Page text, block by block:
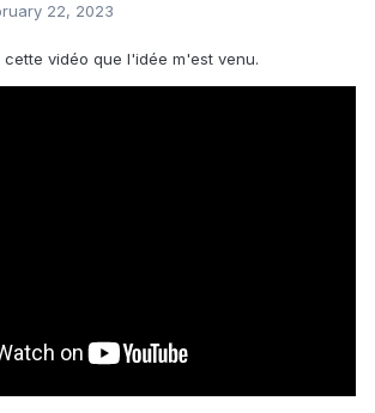
22, 2023
vidéo que l'idée m'est venu.